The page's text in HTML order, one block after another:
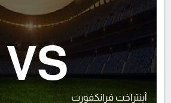
آينتراخت فرانكفورت
VS